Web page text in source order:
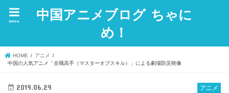
中国アニメブログ ちゃに
め！
menu
HOME
アニメ
中国の人気アニメ「全職高手（マスターオブスキル）」による劇場防災映像
アニメ
2019.06.29